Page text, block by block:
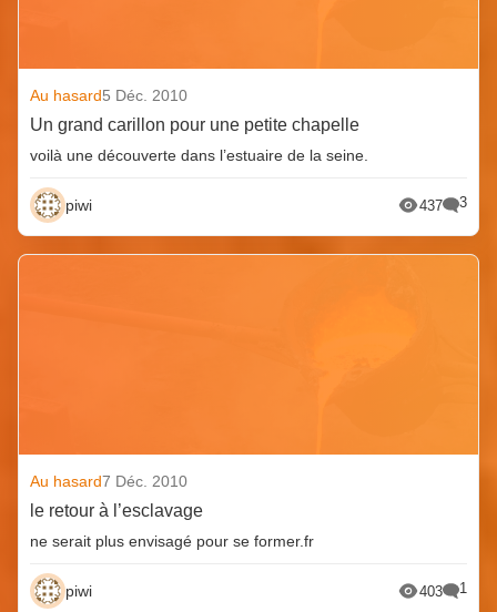
Au hasard5 Déc. 2010
Un grand carillon pour une petite chapelle
voilà une découverte dans l’estuaire de la seine.
piwi 437 3
Au hasard7 Déc. 2010
le retour à l’esclavage
ne serait plus envisagé pour se former.fr
piwi 403 1